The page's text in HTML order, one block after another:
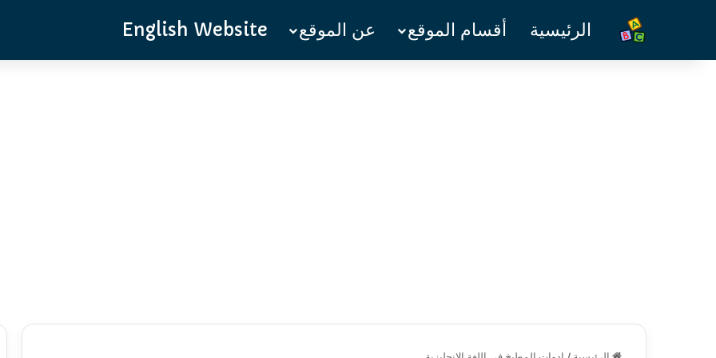
الرئيسية أقسام الموقع عن الموقع English Website